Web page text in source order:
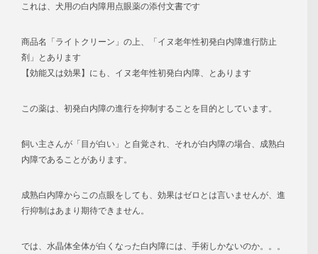
これは、犬用の白内障用点眼薬の添付文書です
商品名「ライトクリーン」の上、「イヌ老年性初発白内障進行防止
剤」とあります
【効能又は効果】にも、イヌ老年性初発白内障、とあります
この薬は、 初発白内障の進行を抑制すること を目的としています。
飼い主さんが「目が白い」と自覚され、それが白内障の場合、 成熟白
内障であることがあります。
成熟白内障からこの点眼をしても、効果はゼロとは言いませんが、進
行抑制はあまり期待できません。
では、水晶体全体が白くなった白内障には、手術しかないのか。。。